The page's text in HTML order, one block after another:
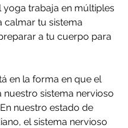
yoga trabaja en múltiples
calmar tu sistema
a tu cuerpo para
en la forma en que el
nuestro sistema nervioso
nuestro estado de
el sistema nervioso